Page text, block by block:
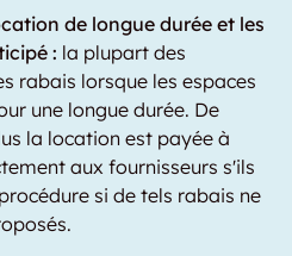
de longue durée et les
: la plupart des
rabais lorsque les espaces
une longue durée. De
la location est payée à
aux fournisseurs s'ils
si de tels rabais ne